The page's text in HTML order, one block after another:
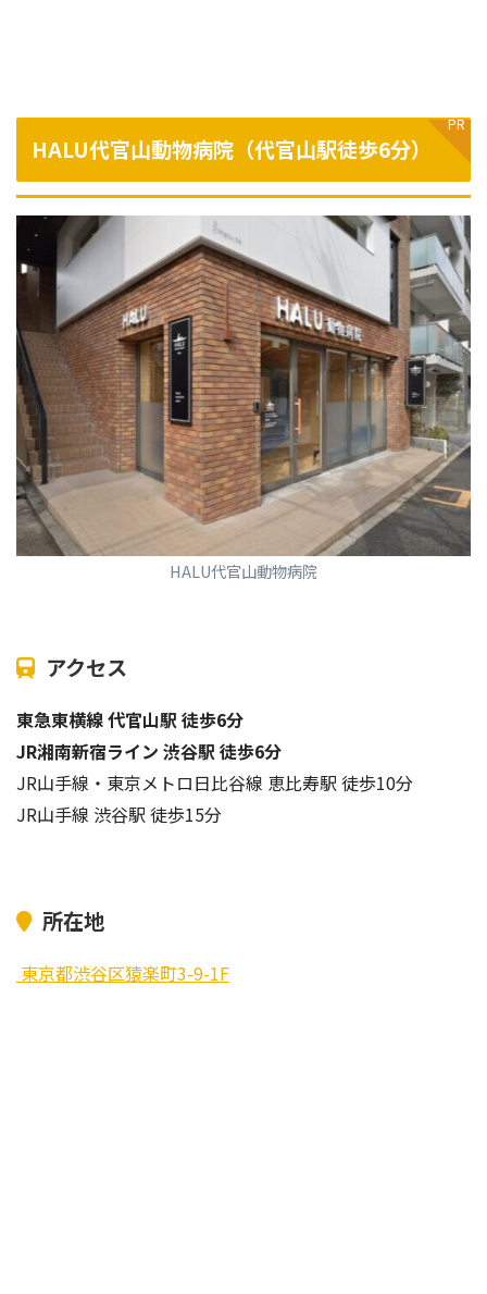
HALU代官山動物病院（代官山駅徒歩6分）
HALU代官山動物病院
アクセス
東急東横線 代官山駅 徒歩6分
JR湘南新宿ライン 渋谷駅 徒歩6分
JR山手線・東京メトロ日比谷線 恵比寿駅 徒歩10分
JR山手線 渋谷駅 徒歩15分
所在地
東京都渋谷区猿楽町3-9-1F